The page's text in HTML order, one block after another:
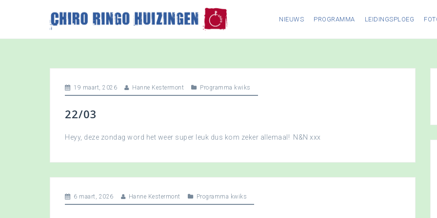
p
NIEUWS PROGRAMMA LEIDINGSPLOEG
19 maart, 2026 Hanne Kestermont Programma kwiks
22/03
Heyy, deze zondag word het weer super leuk dus kom zeker allemaal! N&N xxx
6 maart, 2026 Hanne Kestermont Programma kwiks